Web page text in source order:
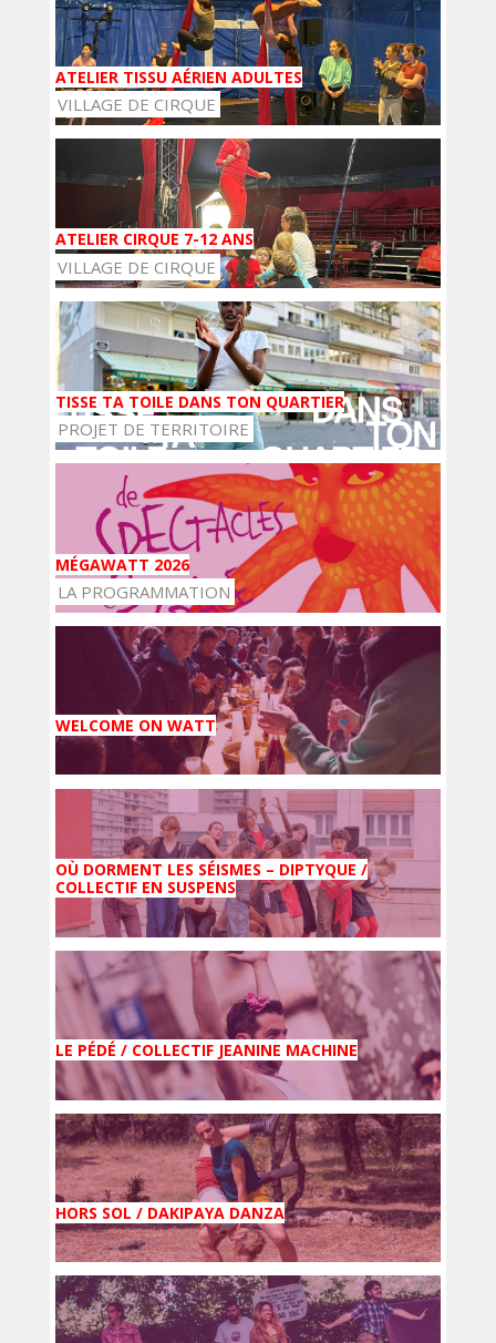
ATELIER TISSU AÉRIEN ADULTES
VILLAGE DE CIRQUE
ATELIER CIRQUE 7-12 ANS
VILLAGE DE CIRQUE
TISSE TA TOILE DANS TON QUARTIER
PROJET DE TERRITOIRE
MÉGAWATT 2026
LA PROGRAMMATION
WELCOME ON WATT
OÙ DORMENT LES SÉISMES – DIPTYQUE /
COLLECTIF EN SUSPENS
LE PÉDÉ / COLLECTIF JEANINE MACHINE
HORS SOL / DAKIPAYA DANZA